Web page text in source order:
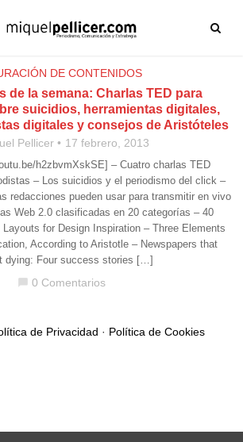
DE CONTENIDOS
de la semana: Charlas TED para
suicidios, herramientas digitales,
digitales y consejos de Aristóteles
Pellicer 17 febrero, 2013
h2zbvmXskSE] – Cuatro charlas TED
– Los suicidios y el periodismo del click –
redacciones pueden usar para transmitir en vivo
Web 2.0 clasificadas en 20 categorías – 40
for Design Inspiration – Three Elements
According to Aristotle – Newspapers that
dying: Four success stories […]
chat_bubble 0 Comentarios
de Privacidad · Política de Cookies